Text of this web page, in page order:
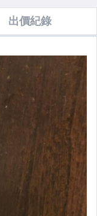
出價紀錄